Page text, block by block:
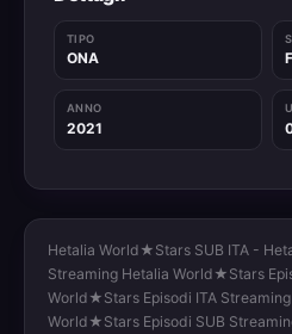
TIPO
ONA
ANNO
2021
Hetalia World★Stars SUB ITA -
Streaming Hetalia World★Stars
World★Stars Episodi ITA
World★Stars Episodi SUB